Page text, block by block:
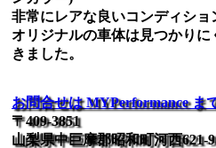
非常にレアな良いコンディショ
オリジナルの車体は見つかりに
きました。
お問合せは MYPerformance ま
〒409-3851
山梨県中巨摩郡昭和町河西621-9